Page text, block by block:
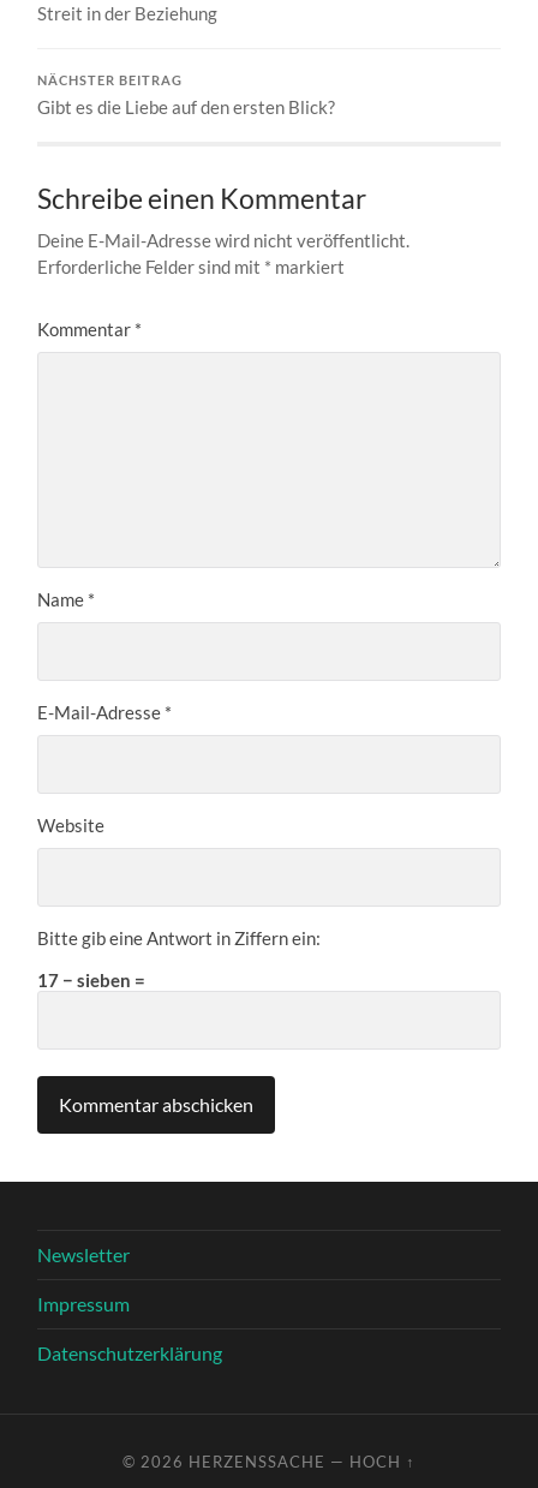
Streit in der Beziehung
NÄCHSTER BEITRAG
Gibt es die Liebe auf den ersten Blick?
Schreibe einen Kommentar
Deine E-Mail-Adresse wird nicht veröffentlicht.
Erforderliche Felder sind mit * markiert
Kommentar *
Name *
E-Mail-Adresse *
Website
Bitte gib eine Antwort in Ziffern ein:
17 − sieben =
Newsletter
Impressum
Datenschutzerklärung
© 2026 HERZENSSACHE — HOCH ↑